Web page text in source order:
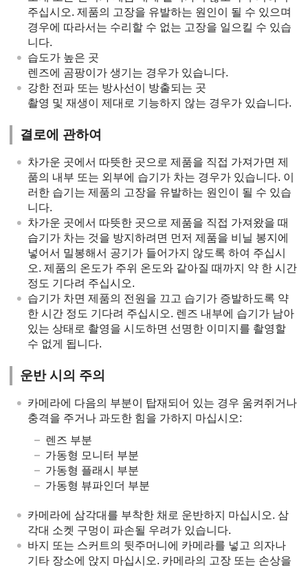
주십시오. 제품의 고장을 유발하는 원인이 될 수 있으며
경우에 따라서는 수리할 수 없는 고장을 일으킬 수 있습
니다.
습도가 높은 곳
렌즈에 곰팡이가 생기는 경우가 있습니다.
강한 전파 또는 방사선이 방출되는 곳
촬영 및 재생이 제대로 기능하지 않는 경우가 있습니다.
결로에 관하여
차가운 곳에서 따뜻한 곳으로 제품을 직접 가져가면 제
품의 내부 또는 외부에 습기가 차는 경우가 있습니다. 이
러한 습기는 제품의 고장을 유발하는 원인이 될 수 있습
니다.
차가운 곳에서 따뜻한 곳으로 제품을 직접 가져왔을 때
습기가 차는 것을 방지하려면 먼저 제품을 비닐 봉지에
넣어서 밀봉해서 공기가 들어가지 않도록 하여 주십시
오. 제품의 온도가 주위 온도와 같아질 때까지 약 한 시간
정도 기다려 주십시오.
습기가 차면 제품의 전원을 끄고 습기가 증발하도록 약
한 시간 정도 기다려 주십시오. 렌즈 내부에 습기가 남아
있는 상태로 촬영을 시도하면 선명한 이미지를 촬영할
수 없게 됩니다.
운반 시의 주의
카메라에 다음의 부분이 탑재되어 있는 경우 움켜쥐거나
충격을 주거나 과도한 힘을 가하지 마십시오:
렌즈 부분
가동형 모니터 부분
가동형 플래시 부분
가동형 뷰파인더 부분
카메라에 삼각대를 부착한 채로 운반하지 마십시오. 삼
각대 소켓 구멍이 파손될 우려가 있습니다.
바지 또는 스커트의 뒷주머니에 카메라를 넣고 의자나
기타 장소에 앉지 마십시오. 카메라의 고장 또는 손상을